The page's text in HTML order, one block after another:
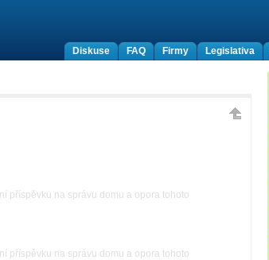
Legislativa
Firmy
FAQ
Diskuse
příspěvku na správu domu a opora tohoto
příspěvku na správu domu a opora tohoto